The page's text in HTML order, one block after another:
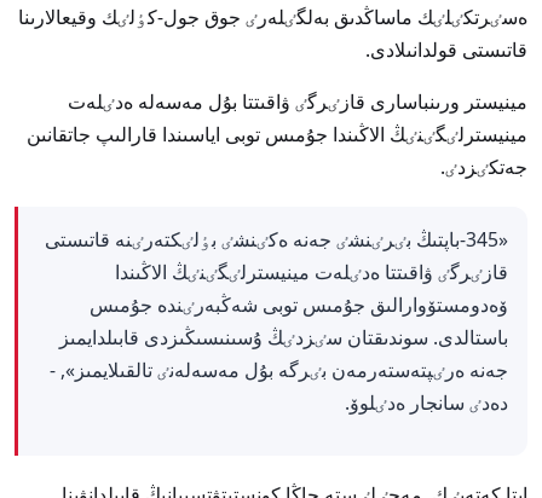
ەسٸرتكٸلٸك ماساڭدىق بەلگٸلەرٸ جوق جول-كٶلٸك وقيعالارىنا
قاتىستى قولدانىلادى.
مينيستر ورىنباسارى قازٸرگٸ ۋاقىتتا بۇل مەسەلە ەدٸلەت
مينيسترلٸگٸنٸڭ الاڭىندا جۇمىس توبى اياسىندا قارالىپ جاتقانىن
جەتكٸزدٸ.
«345-باپتىڭ بٸرٸنشٸ جەنە ەكٸنشٸ بٶلٸكتەرٸنە قاتىستى
قازٸرگٸ ۋاقىتتا ەدٸلەت مينيسترلٸگٸنٸڭ الاڭىندا
ۆەدومستۆوارالىق جۇمىس توبى شەڭبەرٸندە جۇمىس
باستالدى. سوندىقتان سٸزدٸڭ ۇسىنىسىڭىزدى قابىلدايمىز
جەنە ەرٸپتەستەرمەن بٸرگە بۇل مەسەلەنٸ تالقىلايمىز», -
دەدٸ سانجار ەدٸلوۆ.